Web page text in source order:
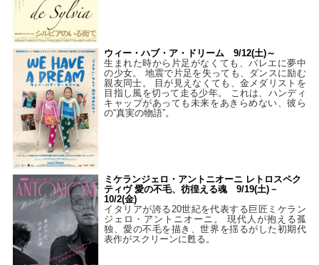
ウィー・ハブ・ア・ドリーム 9/12(土)～
生まれた時から片足がなくても、バレエに夢中
の少女。 地震で片足を失っても、ダンスに励む
親友同士。 目が見えなくても、金メダリストを
目指し風を切って走る少年。 これは、ハンディ
キャップがあっても未来をあきらめない、彼ら
の“真実の物語”。
ミケランジェロ・アントニオーニ レトロスペク
ティヴ 愛の不毛、彷徨える魂 9/19(土)－
10/2(金)
イタリアが誇る20世紀を代表する巨匠ミケラン
ジェロ・アントニオーニ。 現代人が抱える孤
独、愛の不毛を描き、世界を揺るがした初期代
表作がスクリーンに甦る。